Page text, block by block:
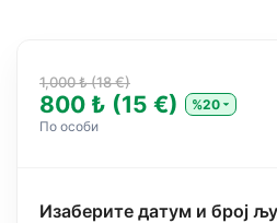
1,000 ₺ (18 €)
800 ₺ (15 €)
%20
По особи
Изаберите датум и број